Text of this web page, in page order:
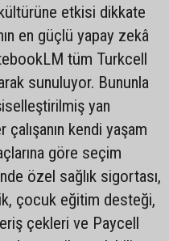
etkisi dikkate
en güçlü yapay zekâ
tüm Turkcell
sunuluyor. Bununla
yan
çalışanın kendi yaşam
göre seçim
özel sağlık sigortası,
çocuk eğitim desteği,
çekleri ve Paycell